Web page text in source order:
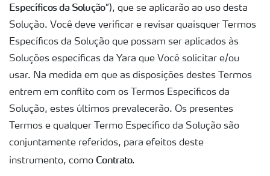
Específicos da Solução”), que se aplicarão ao uso desta
Solução. Você deve verificar e revisar quaisquer Termos
Específicos da Solução que possam ser aplicados às
Soluções específicas da Yara que Você solicitar e/ou
usar. Na medida em que as disposições destes Termos
entrem em conflito com os Termos Específicos da
Solução, estes últimos prevalecerão. Os presentes
Termos e qualquer Termo Específico da Solução são
conjuntamente referidos, para efeitos deste
instrumento, como Contrato.